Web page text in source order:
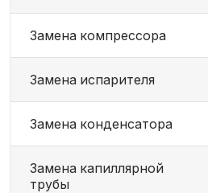
Замена компрессора
Замена испарителя
Замена конденсатора
Замена капиллярной
трубы